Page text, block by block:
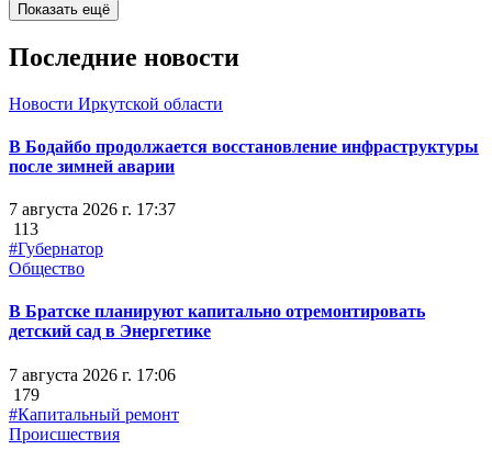
Показать ещё
Последние новости
Новости Иркутской области
В Бодайбо продолжается восстановление инфраструктуры
после зимней аварии
7 августа 2026 г. 17:37
113
#Губернатор
Общество
В Братске планируют капитально отремонтировать
детский сад в Энергетике
7 августа 2026 г. 17:06
179
#Капитальный ремонт
Происшествия